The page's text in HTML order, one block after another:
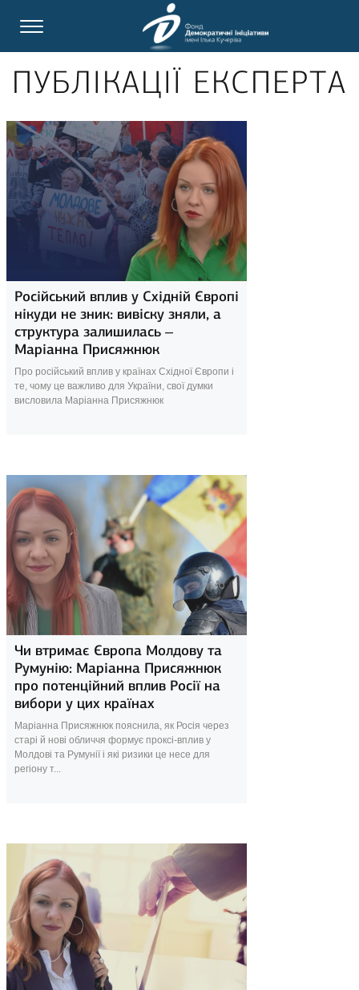
ПУБЛІКАЦІЇ ЕКСПЕРТА
Російський вплив у Східній Європі
нікуди не зник: вивіску зняли, а
структура залишилась –
Маріанна Присяжнюк
Про російський вплив у країнах Східної Європи і
те, чому це важливо для України, свої думки
висловила Маріанна Присяжнюк
23 квітня 2025
Чи втримає Європа Молдову та
Румунію: Маріанна Присяжнюк
про потенційний вплив Росії на
вибори у цих країнах
Маріанна Присяжнюк пояснила, як Росія через
старі й нові обличчя формує проксі-вплив у
Молдові та Румунії і які ризики це несе для
регіону т...
16 квітня 2025